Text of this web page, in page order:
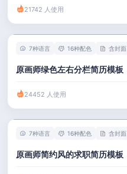
21742 人使用
7种语言 16种配色 含封面
原画师绿色左右分栏简历模板
24452 人使用
7种语言 16种配色 含封面
原画师简约风的求职简历模板